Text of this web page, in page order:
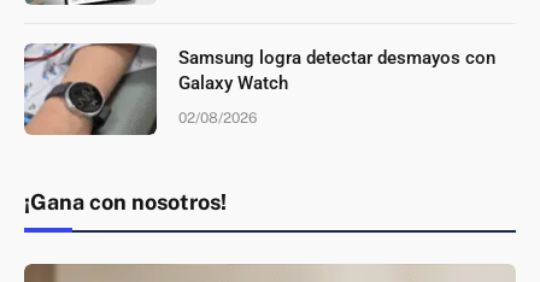
Samsung logra detectar desmayos con
Galaxy Watch
02/08/2026
¡Gana con nosotros!